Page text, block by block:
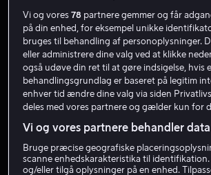
Rob
Skuespiller
Vi og vores78 partnere gemmer og får
på din enhed, for eksempel unikke
bruges til behandling af personoplysninger.
eller administrere dine valg ved at klikke
også udøve din ret til at gøre indsigelse, hvis
behandlingsgrundlag er baseret på legitim
enhver tid ændre dine valg via siden
deles med vores partnere og gælder kun for
Vi og vores partnere behandler
Bruge præcise geografiske
scanne enhedskarakteristika til
og/eller tilgå oplysninger på en enhed.